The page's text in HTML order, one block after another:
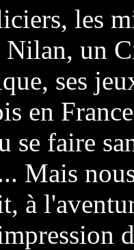
les
un
ses
en
se faire
Mais
à